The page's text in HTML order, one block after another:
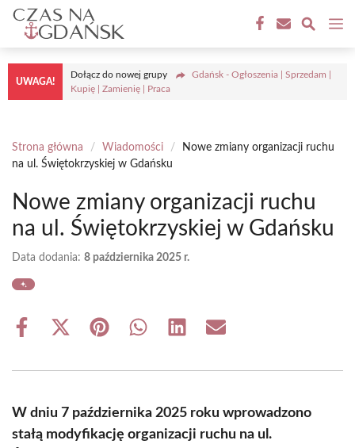
Przejdź
treści
UWAGA!
Dołącz do nowej grupy
Gdańsk - Ogłoszenia | Sprzedam |
Kupię | Zamienię | Praca
Strona główna / Wiadomości /
Nowe zmiany organizacji ruchu
na ul. Świętokrzyskiej w Gdańsku
Nowe zmiany organizacji ruchu
na ul. Świętokrzyskiej w Gdańsku
Data dodania: 8 października 2025 r.
Share
Share
(Twitter)
Share Share Share Share
W dniu 7 października 2025 roku wprowadzono
stałą modyfikację organizacji ruchu na ul.